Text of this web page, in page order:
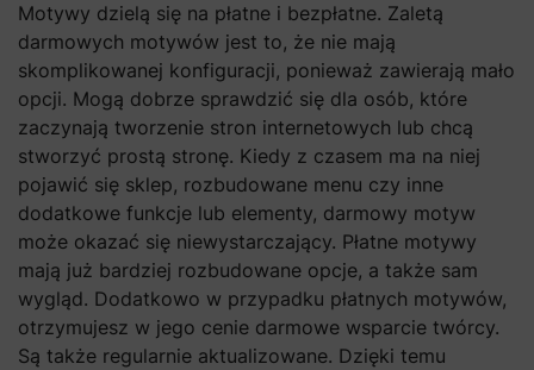
Motywy dzielą się na płatne i bezpłatne. Zaletą
darmowych motywów jest to, że nie mają
skomplikowanej konfiguracji, ponieważ zawierają mało
opcji. Mogą dobrze sprawdzić się dla osób, które
zaczynają tworzenie stron internetowych lub chcą
stworzyć prostą stronę. Kiedy z czasem ma na niej
pojawić się sklep, rozbudowane menu czy inne
dodatkowe funkcje lub elementy, darmowy motyw
może okazać się niewystarczający. Płatne motywy
mają już bardziej rozbudowane opcje, a także sam
wygląd. Dodatkowo w przypadku płatnych motywów,
otrzymujesz w jego cenie darmowe wsparcie twórcy.
Są także regularnie aktualizowane. Dzięki temu